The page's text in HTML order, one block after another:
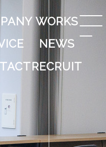
WORKS
NEWS
RECRUIT